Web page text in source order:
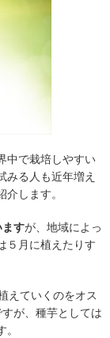
中で栽培しやすい
みる人も近年増え
します。
ますが、地域によっ
５月に植えたりす
えていくのをオス
が、種芋としては